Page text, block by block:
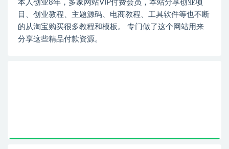
本人创业8年，多家网站VIP付费会员，本站分享创业项
目、创业教程、主题源码、电商教程、工具软件等也不断
的从淘宝购买很多教程和模板。 专门做了这个网站用来
分享这些精品付款资源。